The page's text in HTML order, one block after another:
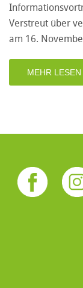
Verstreut über
am 16.
MEHR LESEN